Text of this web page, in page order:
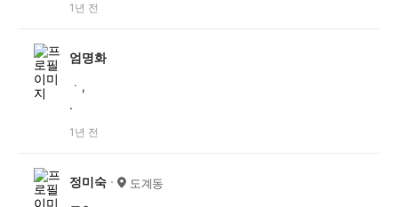
1년 전
엄명화
ㆍ,
.
1년 전
정미숙 도계동